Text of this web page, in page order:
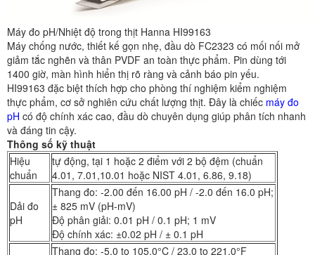
Máy đo pH/Nhiệt độ trong thịt Hanna HI99163
Máy chống nước, thiết kế gọn nhẹ, đầu dò FC2323 có mối nối mở
giảm tắc nghẽn và thân PVDF an toàn thực phẩm. Pin dùng tới
1400 giờ, màn hình hiển thị rõ ràng và cảnh báo pin yếu.
HI99163 đặc biệt thích hợp cho phòng thí nghiệm kiểm nghiệm
thực phẩm, cơ sở nghiên cứu chất lượng thịt. Đây là chiếc máy đo
pH có độ chính xác cao, đầu dò chuyên dụng giúp phân tích nhanh
và đáng tin cậy.
Thông số kỹ thuật
Hiệu
chuẩn
tự động, tại 1 hoặc 2 điểm với 2 bộ đệm (chuẩn
4.01, 7.01,10.01 hoặc NIST 4.01, 6.86, 9.18)
Dải đo
pH
Thang đo: -2.00 đến 16.00 pH / -2.0 đến 16.0 pH;
± 825 mV (pH-mV)
Độ phân giải: 0.01 pH / 0.1 pH; 1 mV
Độ chính xác: ±0.02 pH / ± 0.1 pH
Thang đo: -5.0 to 105.0°C / 23.0 to 221.0°F